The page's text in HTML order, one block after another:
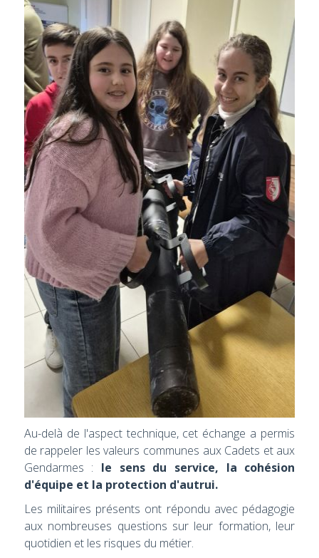
Au-delà de l'aspect technique, cet échange a permis
de rappeler les valeurs communes aux Cadets et aux
Gendarmes : le sens du service, la cohésion
d'équipe et la protection d'autrui.
Les militaires présents ont répondu avec pédagogie
aux nombreuses questions sur leur formation, leur
quotidien et les risques du métier.